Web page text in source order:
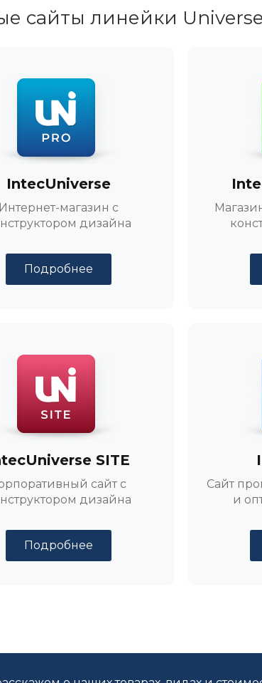
сайты линейки Universe
IntecUniverse
Интернет-магазин с
дизайна
Подробнее
SITE
сайт с
дизайна
Подробнее
Сайт
и